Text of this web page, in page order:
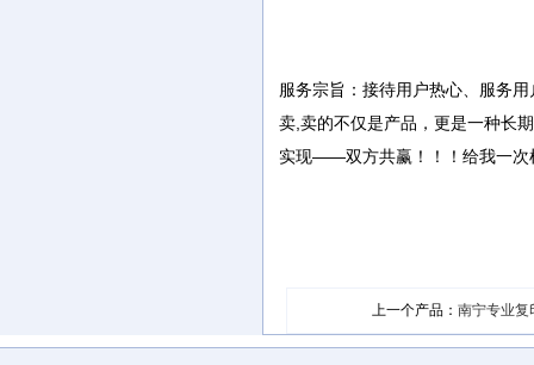
服务宗旨：接待用户热心、服务
卖,卖的不仅是产品，更是一种长
实现——双方共赢！！！给我一次
上一个产品： 南宁专业复